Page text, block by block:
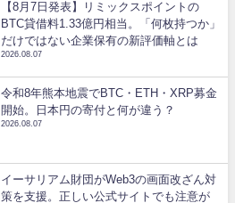
【8月7日発表】リミックスポイントの
BTC貸借料1.33億円相当。「何枚持つか」
だけではない企業保有の新評価軸とは
2026.08.07
令和8年熊本地震でBTC・ETH・XRP募金
開始。日本円の寄付と何が違う？
2026.08.07
イーサリアム財団がWeb3の画面改ざん対
策を支援。正しい公式サイトでも注意が